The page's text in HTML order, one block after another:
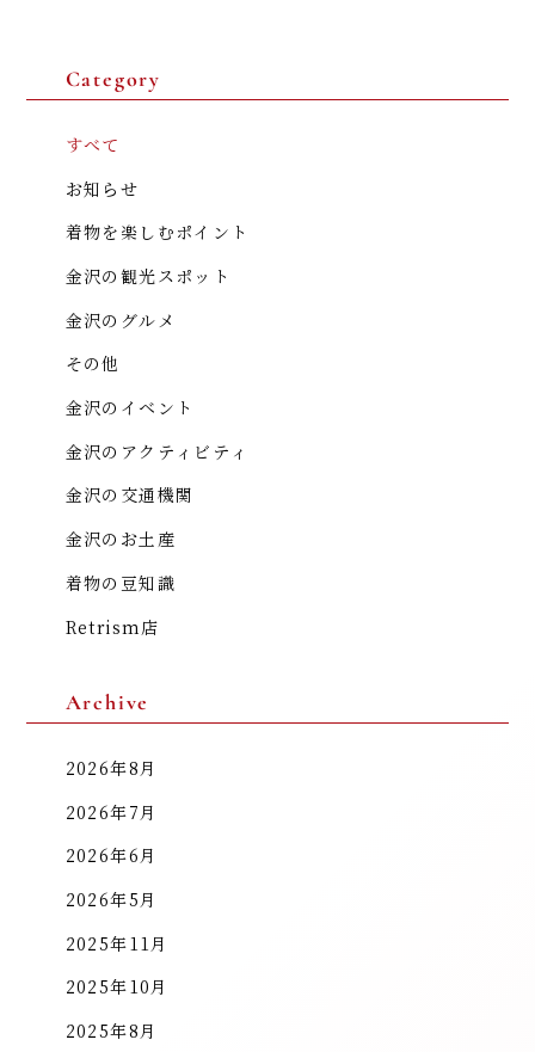
Category
すべて
お知らせ
着物を楽しむポイント
金沢の観光スポット
金沢のグルメ
その他
金沢のイベント
金沢のアクティビティ
金沢の交通機関
金沢のお土産
着物の豆知識
Retrism店
Archive
2026年8月
2026年7月
2026年6月
2026年5月
2025年11月
2025年10月
2025年8月